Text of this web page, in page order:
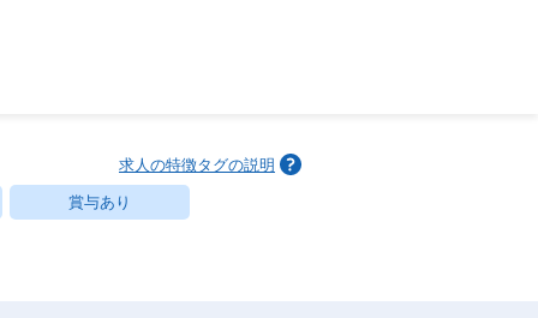
求人の特徴タグの説明
賞与あり